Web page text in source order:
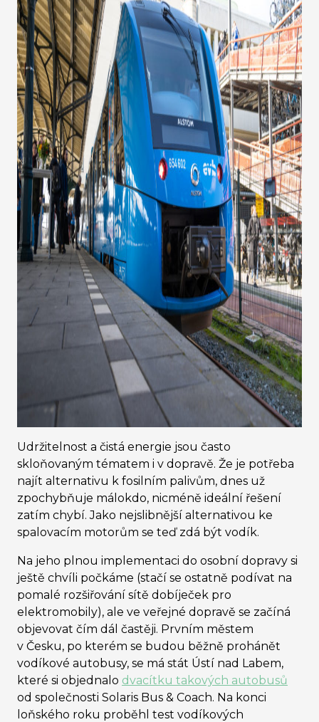
Udržitelnost a čistá energie jsou často
skloňovaným tématem i v dopravě. Že je potřeba
najít alternativu k fosilním palivům, dnes už
zpochybňuje málokdo, nicméně ideální řešení
zatím chybí. Jako nejslibnější alternativou ke
spalovacím motorům se teď zdá být vodík.
Na jeho plnou implementaci do osobní dopravy si
ještě chvíli počkáme (stačí se ostatně podívat na
pomalé rozšiřování sítě dobíječek pro
elektromobily), ale ve veřejné dopravě se začíná
objevovat čím dál častěji. Prvním městem
v Česku, po kterém se budou běžně prohánět
vodíkové autobusy, se má stát Ústí nad Labem,
které si objednalo dvacítku takových autobusů
od společnosti Solaris Bus & Coach. Na konci
loňského roku proběhl test vodíkových